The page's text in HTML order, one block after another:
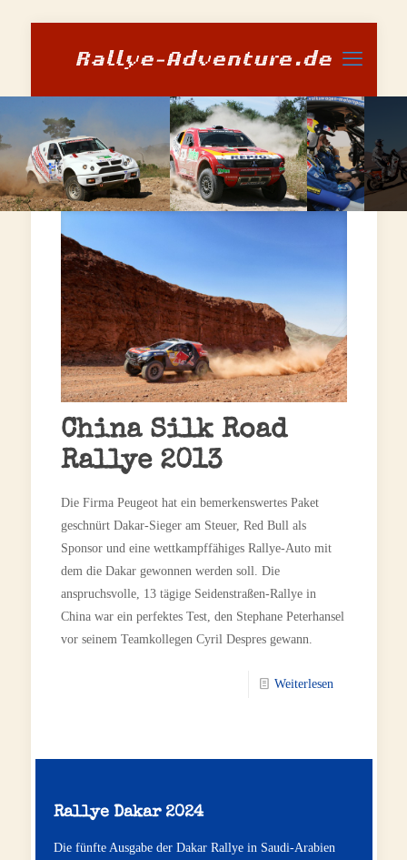
China Silk Road
Rallye 2013
Die Firma Peugeot hat ein bemerkenswertes Paket
geschnürt Dakar-Sieger am Steuer, Red Bull als
Sponsor und eine wettkampffähiges Rallye-Auto mit
dem die Dakar gewonnen werden soll. Die
anspruchsvolle, 13 tägige Seidenstraßen-Rallye in
China war ein perfektes Test, den Stephane Peterhansel
vor seinem Teamkollegen Cyril Despres gewann.
Weiterlesen
Rallye Dakar 2024
Die fünfte Ausgabe der Dakar Rallye in Saudi-Arabien